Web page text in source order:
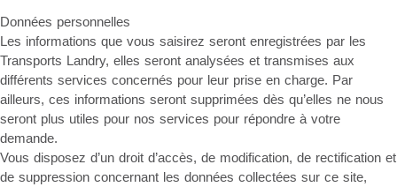
Données personnelles
Les informations que vous saisirez seront enregistrées par les
Transports Landry, elles seront analysées et transmises aux
différents services concernés pour leur prise en charge. Par
ailleurs, ces informations seront supprimées dès qu’elles ne nous
seront plus utiles pour nos services pour répondre à votre
demande.
Vous disposez d’un droit d’accès, de modification, de rectification et
de suppression concernant les données collectées sur ce site,